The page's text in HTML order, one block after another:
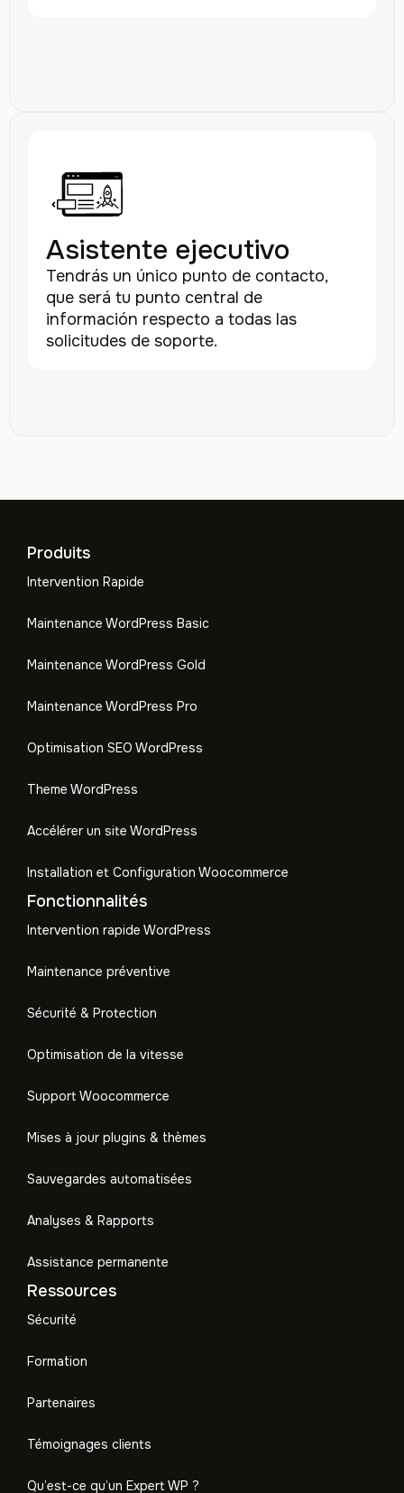
Asistente ejecutivo
Tendrás un único punto de contacto,
que será tu punto central de
información respecto a todas las
solicitudes de soporte.
Produits
Intervention Rapide
Maintenance WordPress Basic
Maintenance WordPress Gold
Maintenance WordPress Pro
Optimisation SEO WordPress
Theme WordPress
Accélérer un site WordPress
Installation et Configuration Woocommerce
Fonctionnalités
Intervention rapide WordPress
Maintenance préventive
Sécurité & Protection
Optimisation de la vitesse
Support Woocommerce
Mises à jour plugins & thèmes
Sauvegardes automatisées
Analyses & Rapports
Assistance permanente
Ressources
Sécurité
Formation
Partenaires
Témoignages clients
Qu’est-ce qu’un Expert WP ?